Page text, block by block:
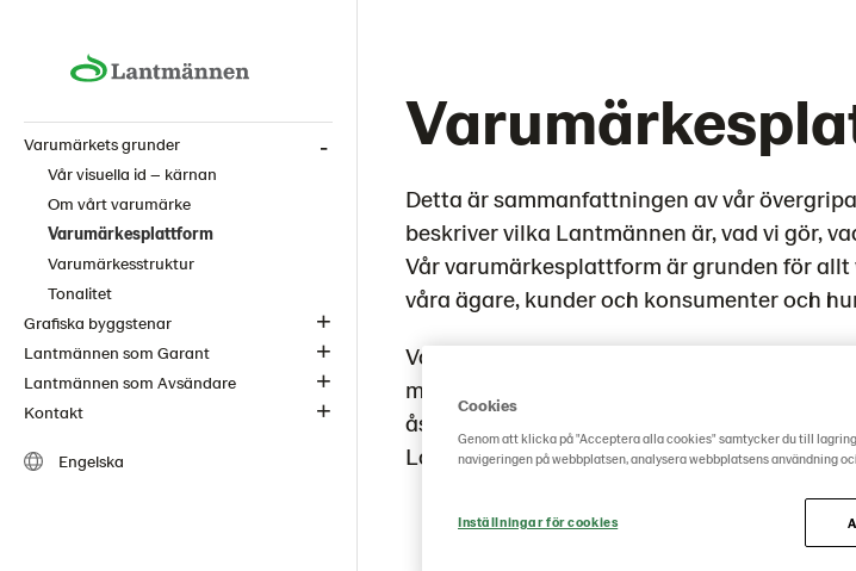
Varumärkets grunder
Vår visuella id – kärnan
Om vårt varumärke
Varumärkesplattform
Varumärkesstruktur
Tonalitet
Grafiska byggstenar
Lantmännen som Garant
Lantmännen som Avsändare
Kontakt
Engelska
Detta är sammanfattningen av vår
beskriver vilka Lantmännen är, vad vi gör,
Vår varumärkesplattform är grunden för
våra ägare, kunder och konsumenter och
Vår varumärkesplattform omfattar alla
målgrupper. Målet är att ha ett
åstadkomma enhetlighet, relevans och
Lantmännen.
Cookies
Genom att klicka på "Acceptera alla cookies" samtycker du till
navigeringen på webbplatsen, analysera webbplatsens användning
Inställningar för cookies